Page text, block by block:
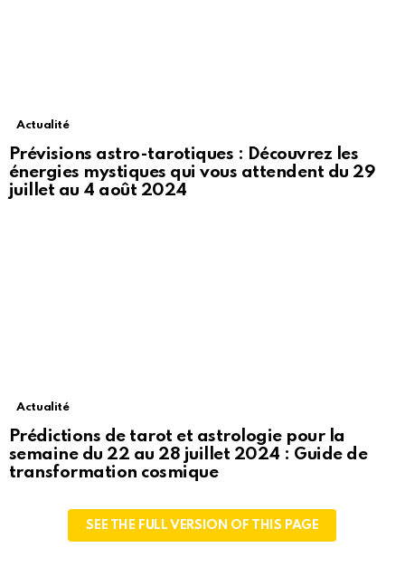
Actualité
Prévisions astro-tarotiques : Découvrez les
énergies mystiques qui vous attendent du 29
juillet au 4 août 2024
Actualité
Prédictions de tarot et astrologie pour la
semaine du 22 au 28 juillet 2024 : Guide de
transformation cosmique
SEE THE FULL VERSION OF THIS PAGE